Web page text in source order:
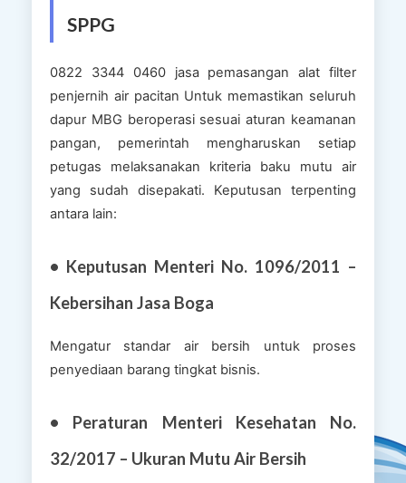
SPPG
0822 3344 0460 jasa pemasangan alat filter
penjernih air pacitan Untuk memastikan seluruh
dapur MBG beroperasi sesuai aturan keamanan
pangan, pemerintah mengharuskan setiap
petugas melaksanakan kriteria baku mutu air
yang sudah disepakati. Keputusan terpenting
antara lain:
• Keputusan Menteri No. 1096/2011 –
Kebersihan Jasa Boga
Mengatur standar air bersih untuk proses
penyediaan barang tingkat bisnis.
• Peraturan Menteri Kesehatan No.
32/2017 – Ukuran Mutu Air Bersih